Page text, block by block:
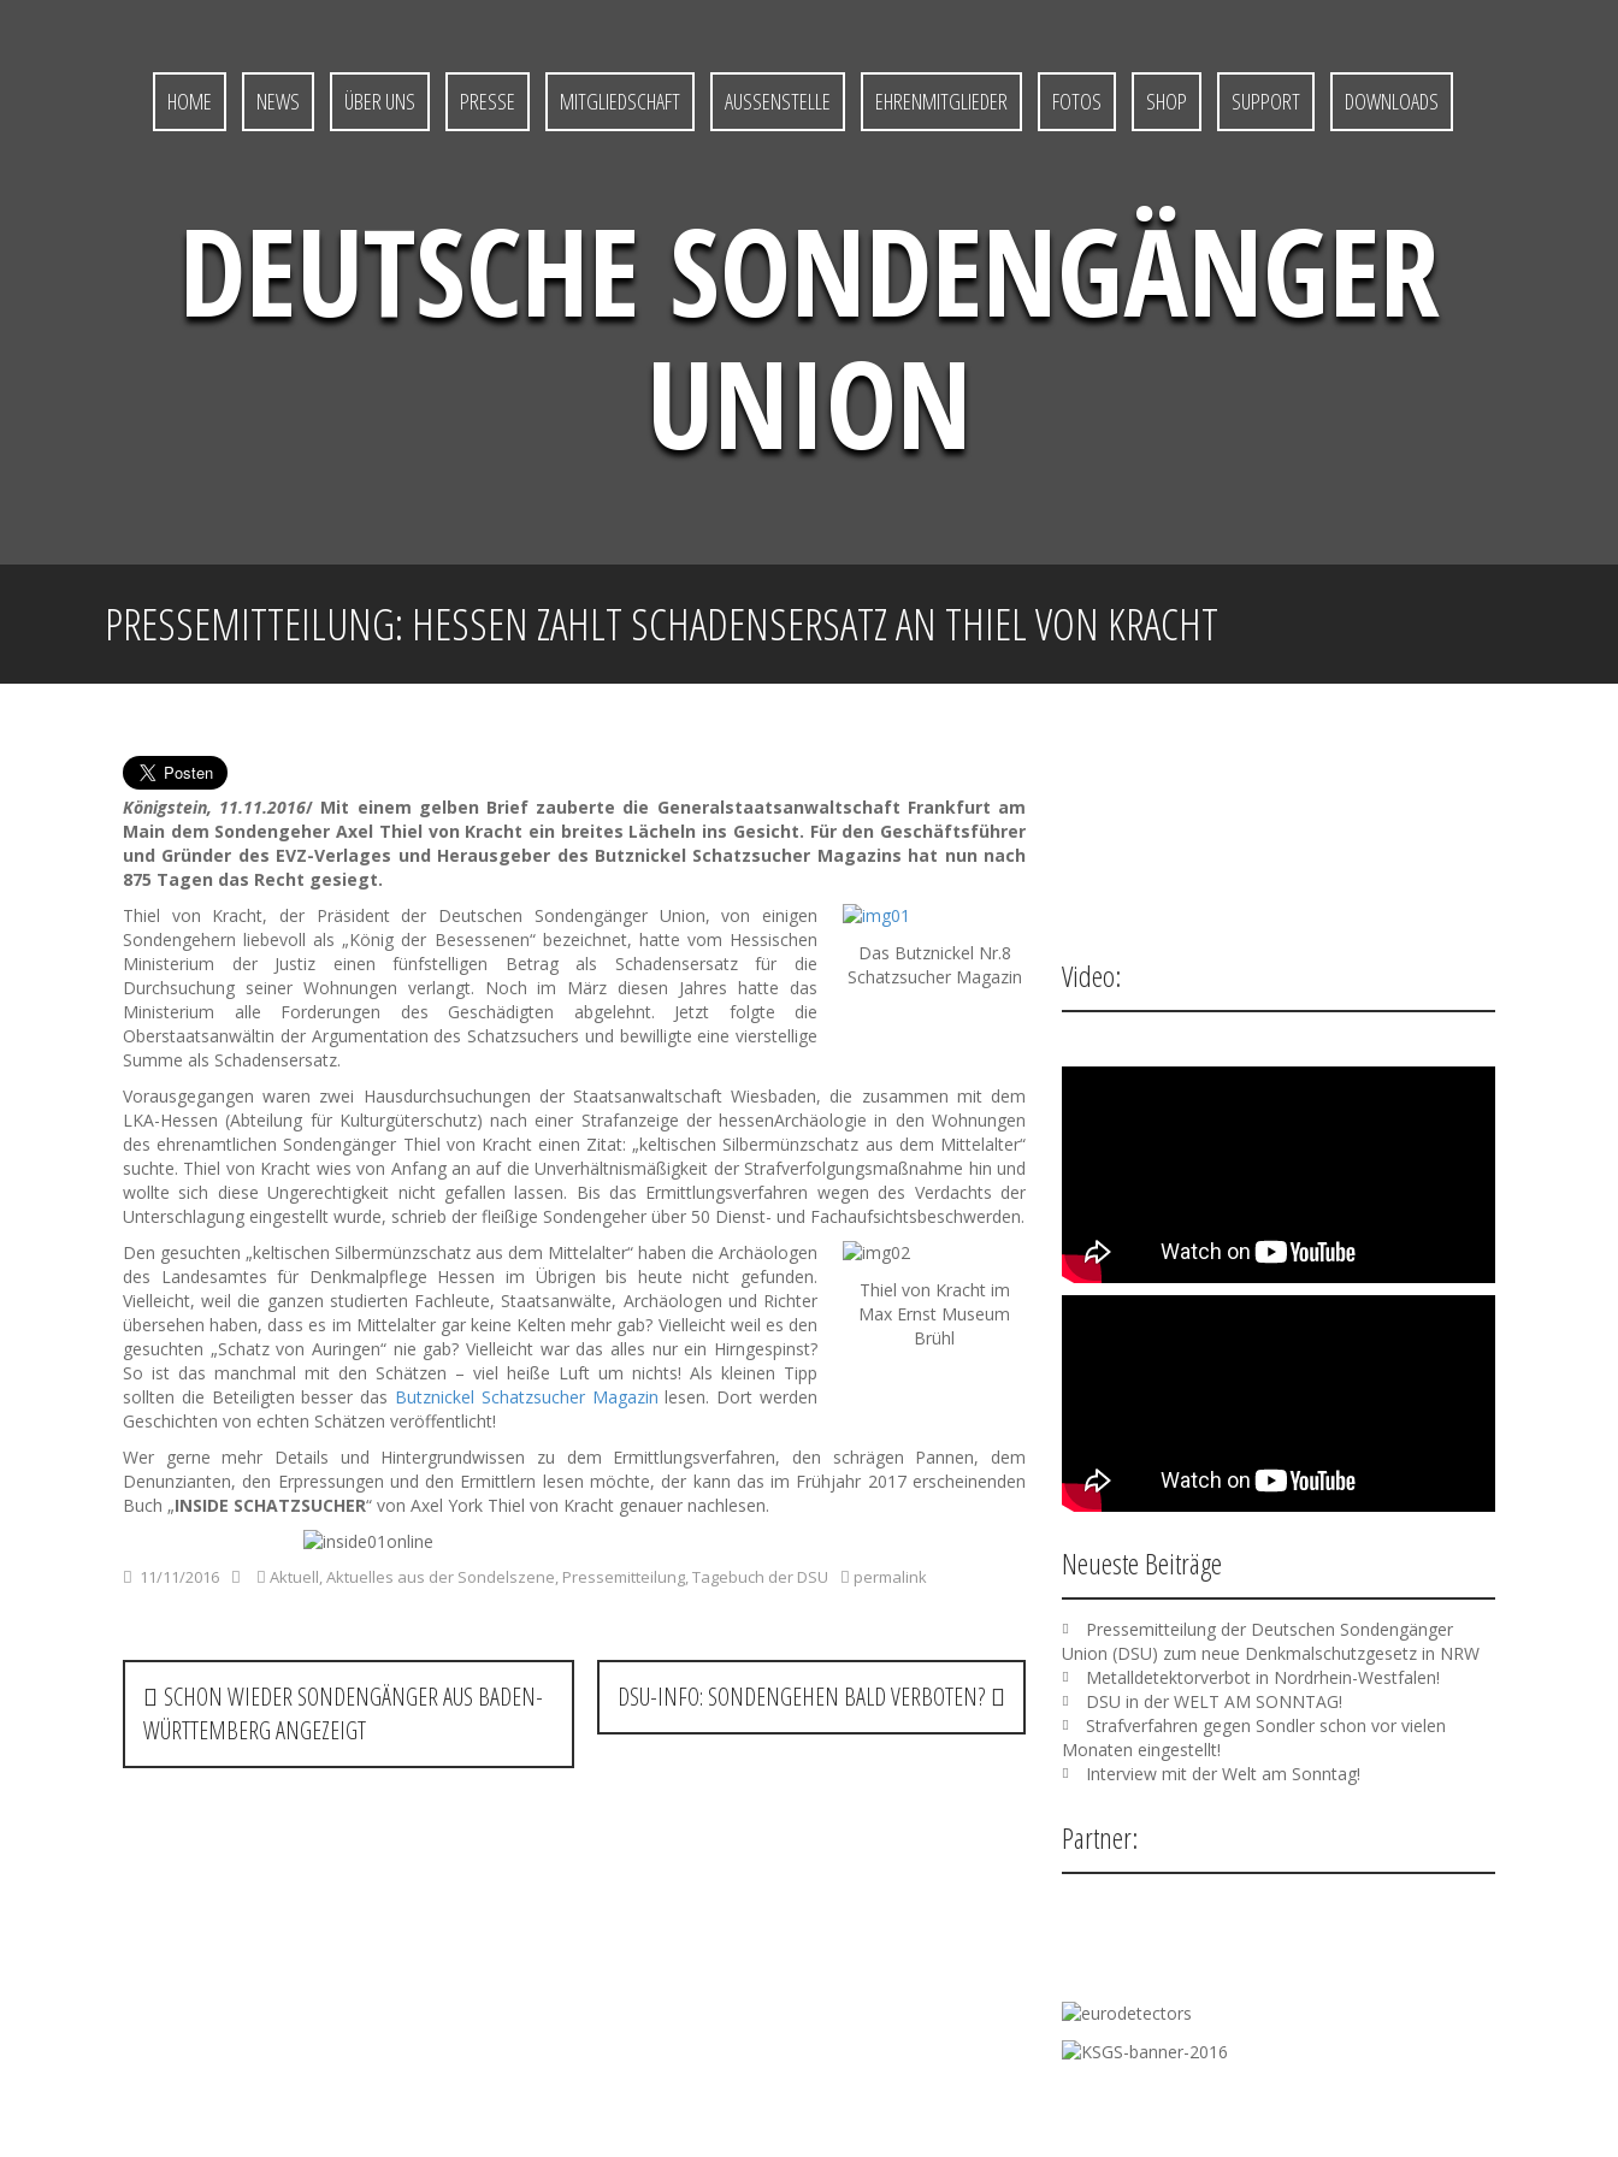
HOME NEWS ÜBER UNS PRESSE MITGLIEDSCHAFT AUSSENSTELLE EHRENMITGLIEDER FOTOS SHOP SUPPORT DOWNLOADS
DEUTSCHE SONDENGÄNGER
UNION
PRESSEMITTEILUNG: HESSEN ZAHLT SCHADENSERSATZ AN THIEL VON KRACHT
Königstein, 11.11.2016/ Mit einem gelben Brief zauberte die Generalstaatsanwaltschaft Frankfurt am
Main dem Sondengeher Axel Thiel von Kracht ein breites Lächeln ins Gesicht. Für den Geschäftsführer
und Gründer des EVZ-Verlages und Herausgeber des Butznickel Schatzsucher Magazins hat nun nach
875 Tagen das Recht gesiegt.
Das Butznickel Nr.8
Schatzsucher Magazin
Thiel von Kracht, der Präsident der Deutschen Sondengänger Union, von einigen
Sondengehern liebevoll als „König der Besessenen“ bezeichnet, hatte vom Hessischen
Ministerium der Justiz einen fünfstelligen Betrag als Schadensersatz für die
Durchsuchung seiner Wohnungen verlangt. Noch im März diesen Jahres hatte das
Ministerium alle Forderungen des Geschädigten abgelehnt. Jetzt folgte die
Oberstaatsanwältin der Argumentation des Schatzsuchers und bewilligte eine vierstellige
Summe als Schadensersatz.
Vorausgegangen waren zwei Hausdurchsuchungen der Staatsanwaltschaft Wiesbaden, die zusammen mit dem
LKA-Hessen (Abteilung für Kulturgüterschutz) nach einer Strafanzeige der hessenArchäologie in den Wohnungen
des ehrenamtlichen Sondengänger Thiel von Kracht einen Zitat: „keltischen Silbermünzschatz aus dem Mittelalter“
suchte. Thiel von Kracht wies von Anfang an auf die Unverhältnismäßigkeit der Strafverfolgungsmaßnahme hin und
wollte sich diese Ungerechtigkeit nicht gefallen lassen. Bis das Ermittlungsverfahren wegen des Verdachts der
Unterschlagung eingestellt wurde, schrieb der fleißige Sondengeher über 50 Dienst- und Fachaufsichtsbeschwerden.
Thiel von Kracht im
Max Ernst Museum
Brühl
Den gesuchten „keltischen Silbermünzschatz aus dem Mittelalter“ haben die Archäologen
des Landesamtes für Denkmalpflege Hessen im Übrigen bis heute nicht gefunden.
Vielleicht, weil die ganzen studierten Fachleute, Staatsanwälte, Archäologen und Richter
übersehen haben, dass es im Mittelalter gar keine Kelten mehr gab? Vielleicht weil es den
gesuchten „Schatz von Auringen“ nie gab? Vielleicht war das alles nur ein Hirngespinst?
So ist das manchmal mit den Schätzen – viel heiße Luft um nichts! Als kleinen Tipp
sollten die Beteiligten besser das Butznickel Schatzsucher Magazin lesen. Dort werden
Geschichten von echten Schätzen veröffentlicht!
Wer gerne mehr Details und Hintergrundwissen zu dem Ermittlungsverfahren, den schrägen Pannen, dem
Denunzianten, den Erpressungen und den Ermittlern lesen möchte, der kann das im Frühjahr 2017 erscheinenden
Buch „INSIDE SCHATZSUCHER“ von Axel York Thiel von Kracht genauer nachlesen.
11/11/2016 Aktuell,Aktuelles aus der Sondelszene, Pressemitteilung,Tagebuch der DSU permalink
P
s
SCHON WIEDER SONDENGÄNGER AUS BADEN-
WÜRTTEMBERG ANGEZEIGT
DSU-INFO: SONDENGEHEN BALD VERBOTEN?
Video:
Neueste Beiträge
Pressemitteilung der Deutschen Sondengänger
Union (DSU) zum neue Denkmalschutzgesetz in NRW
Metalldetektorverbot in Nordrhein-Westfalen!
DSU in der WELT AM SONNTAG!
Strafverfahren gegen Sondler schon vor vielen
Monaten eingestellt!
Interview mit der Welt am Sonntag!
Partner: